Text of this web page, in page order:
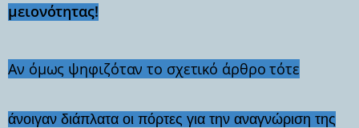
μειονότητας!
Αν όμως ψηφιζόταν το σχετικό άρθρο τότε
άνοιγαν διάπλατα οι πόρτες για την αναγνώριση της